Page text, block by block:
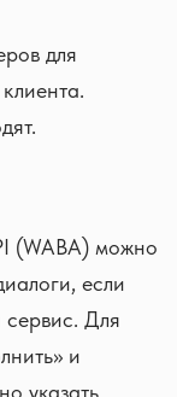
для
(WABA) можно
если
сервис. Для
и
указать